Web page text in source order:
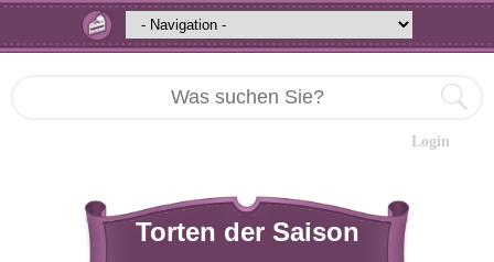
Login
Torten der Saison